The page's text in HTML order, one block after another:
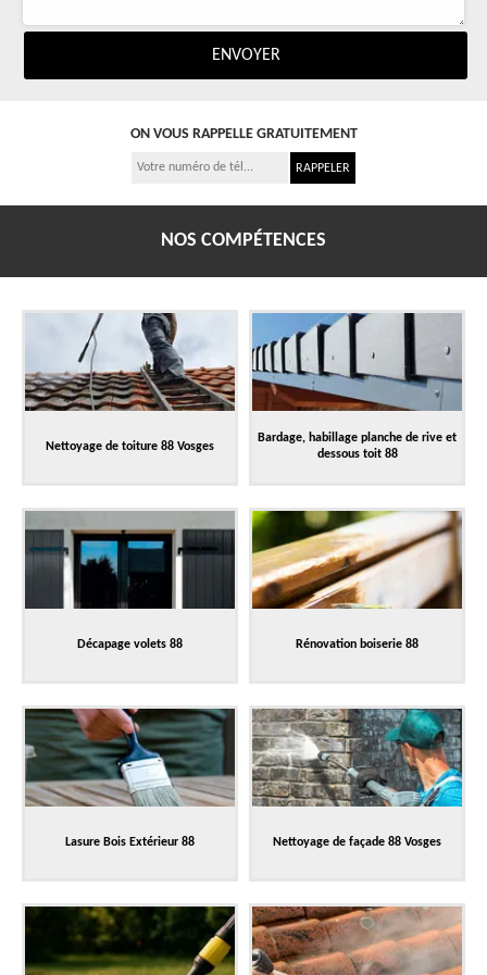
ON VOUS RAPPELLE GRATUITEMENT
NOS COMPÉTENCES
Nettoyage de toiture 88 Vosges
Bardage, habillage planche de rive et
dessous toit 88
Décapage volets 88 Rénovation boiserie 88
Lasure Bois Extérieur 88 Nettoyage de façade 88 Vosges